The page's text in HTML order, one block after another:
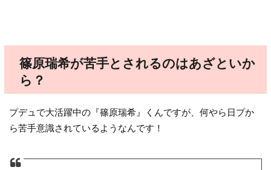
篠原瑞希が苦手とされるのはあざといか
ら？
プデュで大活躍中の『篠原瑞希』くんですが、何やら日プか
ら苦手意識されているようなんです！